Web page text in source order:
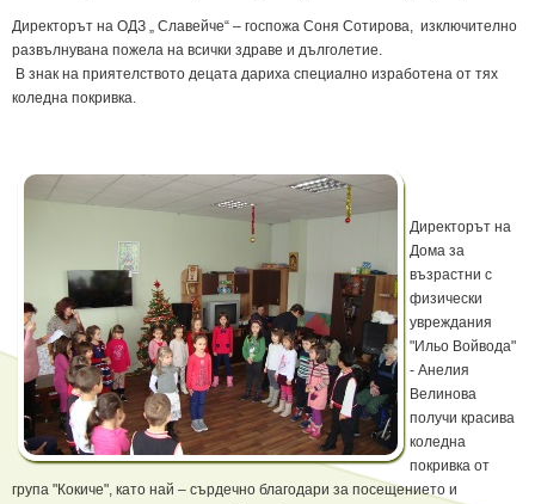
Директорът на ОДЗ „ Славейче“ – госпожа Соня Сотирова, изключително
развълнувана пожела на всички здраве и дълголетие.
В знак на приятелството децата дариха специално изработена от тях
коледна покривка.
Директорът на
Дома за
възрастни с
физически
увреждания
"Ильо Войвода"
- Анелия
Велинова
получи красива
коледна
покривка от
група "Кокиче", като най – сърдечно благодари за посещението и